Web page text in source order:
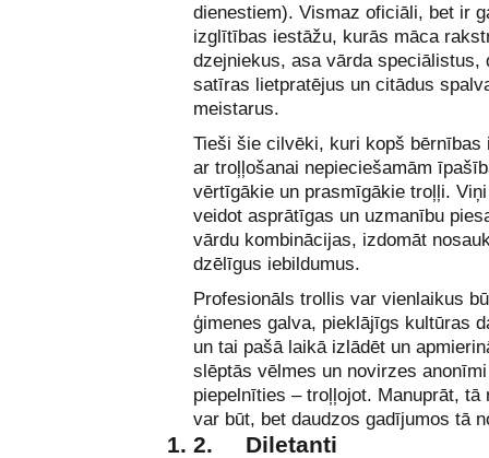
dienestiem). Vismaz oficiāli, bet ir
izglītības iestāžu, kurās māca
dzejniekus, asa vārda speciālistus,
satīras lietpratējus un citādus
meistarus.
Tieši šie cilvēki, kuri kopš bērnības
ar troļļošanai nepieciešamām
vērtīgākie un prasmīgākie troļļi.
veidot asprātīgas un uzmanību
vārdu kombinācijas, izdomāt
dzēlīgus iebildumus.
Profesionāls trollis var vienlaikus
ģimenes galva, pieklājīgs kultūras
un tai pašā laikā izlādēt un
slēptās vēlmes un novirzes anonīmi
piepelnīties – troļļojot. Manuprāt, tā
var būt, bet daudzos gadījumos tā
2. Diletanti